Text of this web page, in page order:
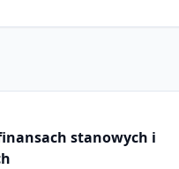
stanowych i